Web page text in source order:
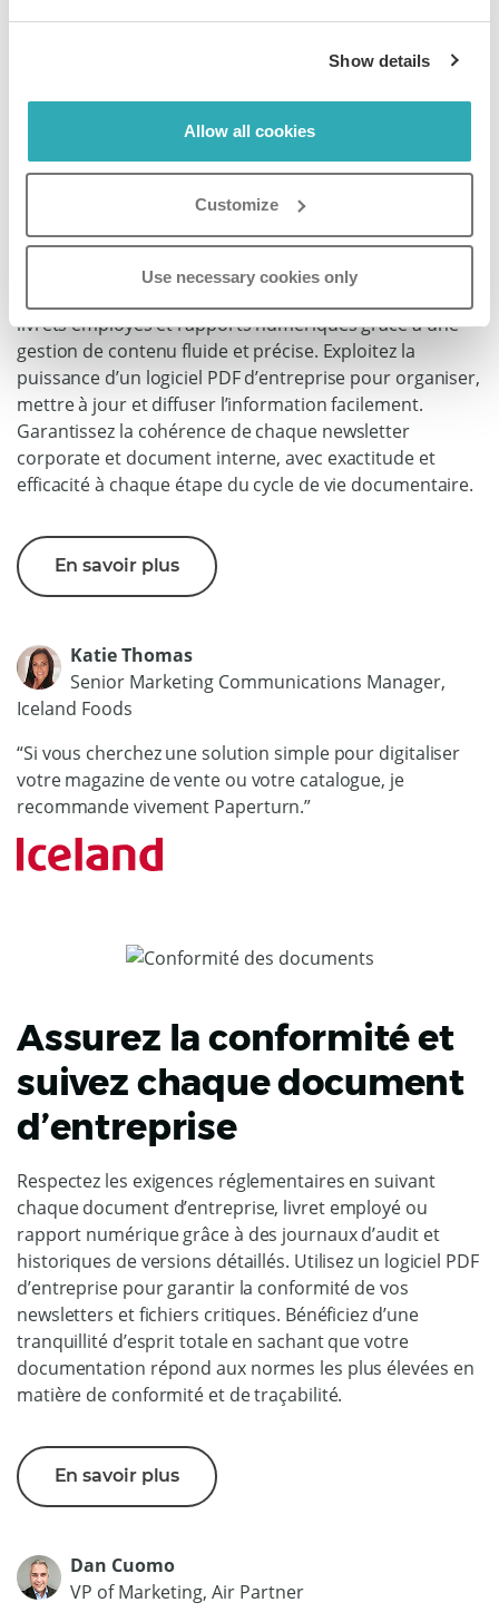
Show details
Allow all cookies
Customize
Use necessary cookies only
Mettez à jour vos
documents d’entreprise
en temps réel avec notre
logiciel
livrets employés et rapports numériques grâce à une
gestion de contenu fluide et précise. Exploitez la
puissance d’un logiciel PDF d’entreprise pour organiser,
mettre à jour et diffuser l’information facilement.
Garantissez la cohérence de chaque newsletter
corporate et document interne, avec exactitude et
efficacité à chaque étape du cycle de vie documentaire.
En savoir plus
Katie Thomas
Senior Marketing Communications Manager,
Iceland Foods
“Si vous cherchez une solution simple pour digitaliser
votre magazine de vente ou votre catalogue, je
recommande vivement Paperturn.”
Assurez la conformité et
suivez chaque document
d’entreprise
Respectez les exigences réglementaires en suivant
chaque document d’entreprise, livret employé ou
rapport numérique grâce à des journaux d’audit et
historiques de versions détaillés. Utilisez un logiciel PDF
d’entreprise pour garantir la conformité de vos
newsletters et fichiers critiques. Bénéficiez d’une
tranquillité d’esprit totale en sachant que votre
documentation répond aux normes les plus élevées en
matière de conformité et de traçabilité.
En savoir plus
Dan Cuomo
VP of Marketing, Air Partner